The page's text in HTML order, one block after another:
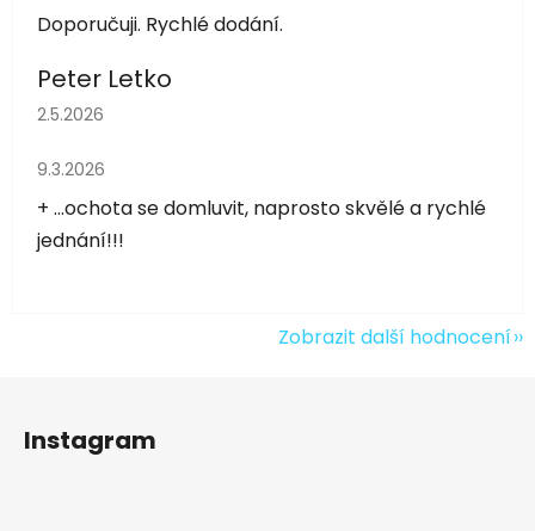
Doporučuji. Rychlé dodání.
Peter Letko
Hodnocení obchodu je 5 z 5 hvězdiček.
2.5.2026
Hodnocení obchodu je 5 z 5 hvězdiček.
9.3.2026
+ ...ochota se domluvit, naprosto skvělé a rychlé
jednání!!!
Zobrazit další hodnocení
Instagram